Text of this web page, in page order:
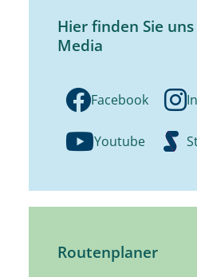
Hier finden Sie
Media
Facebook
Youtube
Routenplaner